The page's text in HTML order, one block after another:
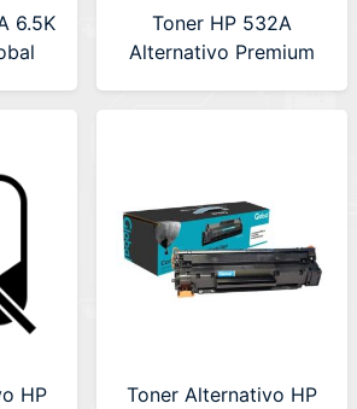
6.5K
Toner HP 532A
Alternativo Premium
HP
Toner Alternativo HP